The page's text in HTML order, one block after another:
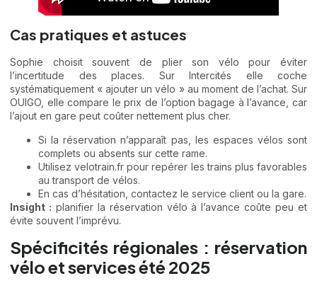
Cas pratiques et astuces
Sophie choisit souvent de plier son vélo pour éviter
l’incertitude des places. Sur Intercités elle coche
systématiquement « ajouter un vélo » au moment de l’achat. Sur
OUIGO, elle compare le prix de l’option bagage à l’avance, car
l’ajout en gare peut coûter nettement plus cher.
Si la réservation n’apparaît pas, les espaces vélos sont
complets ou absents sur cette rame.
Utilisez velotrain.fr pour repérer les trains plus favorables
au transport de vélos.
En cas d’hésitation, contactez le service client ou la gare.
Insight : planifier la réservation vélo à l’avance coûte peu et
évite souvent l’imprévu.
Spécificités régionales : réservation
vélo et services été 2025